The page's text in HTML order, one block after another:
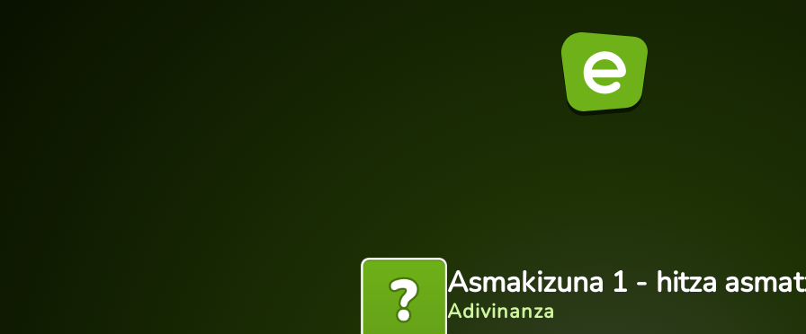
Asmakizuna 1 - hitza
Adivinanza